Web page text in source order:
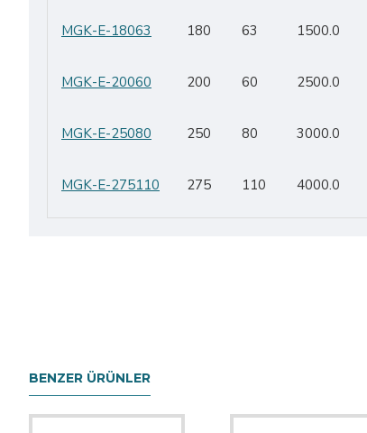
MGK-E-18063 180 63 1500.0
MGK-E-20060 200 60 2500.0
MGK-E-25080 250 80 3000.0
MGK-E-275110 275 110 4000.0
BENZER ÜRÜNLER